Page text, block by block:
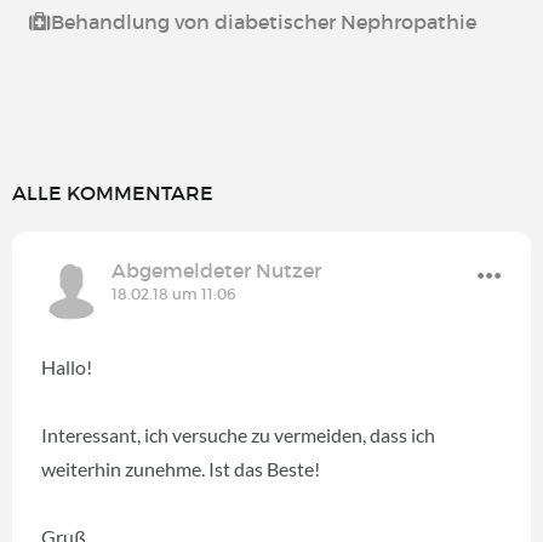
Behandlung von diabetischer Nephropathie
ALLE KOMMENTARE
Abgemeldeter Nutzer
18.02.18 um 11:06
Hallo!
Interessant, ich versuche zu vermeiden, dass ich
weiterhin zunehme. Ist das Beste!
Gruß